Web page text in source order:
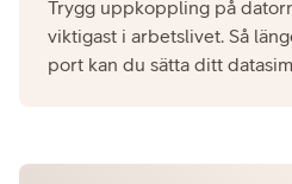
Trygg uppkoppling på
viktigast i arbetslivet. Så
port kan du sätta ditt